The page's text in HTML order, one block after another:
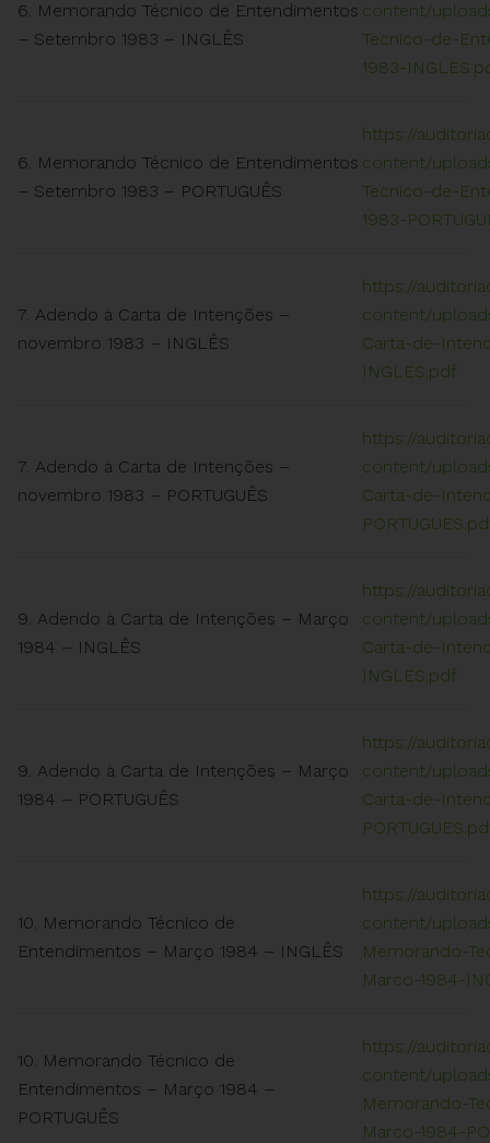
6. Memorando Técnico de Entendimentos
– Setembro 1983 – INGLÊS
content/
Tecnico-de-
1983-
6. Memorando Técnico de Entendimentos
– Setembro 1983 – PORTUGUÊS
https://
content/
Tecnico-de-
1983-
7. Adendo à Carta de Intenções –
novembro 1983 – INGLÊS
https://
content/
Carta-de-
INGLES.pdf
7. Adendo à Carta de Intenções –
novembro 1983 – PORTUGUÊS
https://
content/
Carta-de-
9. Adendo à Carta de Intenções – Março
1984 – INGLÊS
https://
content/
Carta-de-
INGLES.pdf
9. Adendo à Carta de Intenções – Março
1984 – PORTUGUÊS
https://
content/
Carta-de-
10. Memorando Técnico de
Entendimentos – Março 1984 – INGLÊS
https://
content/
Memorando-
Marco-1984-
10. Memorando Técnico de
Entendimentos – Março 1984 –
PORTUGUÊS
https://
content/
Memorando-
Marco-1984-